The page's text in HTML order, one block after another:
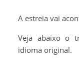
A estreia vai
Veja abaixo o
idioma original.